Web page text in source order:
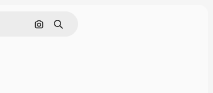
Nach Bild suchen
Suchen